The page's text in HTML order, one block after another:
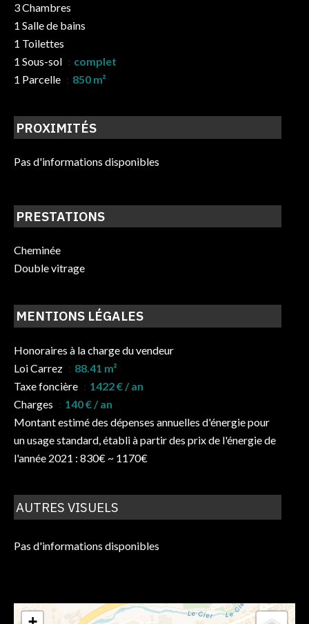
3 Chambres
1 Salle de bains
1 Toilettes
1 Sous-sol
complet
1 Parcelle
850 m²
PROXIMITÉS
Pas d'informations disponibles
PRESTATIONS
Cheminée
Double vitrage
MENTIONS LÉGALES
Honoraires à la charge du vendeur
Loi Carrez
88.41 m²
Taxe foncière
1422 € / an
Charges
140 € / an
Montant estimé des dépenses annuelles d'énergie pour
un usage standard, établi à partir des prix de l'énergie de
l'année 2021 : 830€ ~ 1170€
AUTRES VISUELS
Pas d'informations disponibles